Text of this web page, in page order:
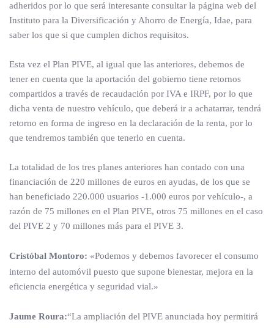
adheridos por lo que será interesante consultar la página web del
Instituto para la Diversificación y Ahorro de Energía, Idae, para
saber los que si que cumplen dichos requisitos.
Esta vez el Plan PIVE, al igual que las anteriores, debemos de
tener en cuenta que la aportación del gobierno tiene retornos
compartidos a través de recaudación por IVA e IRPF, por lo que
dicha venta de nuestro vehículo, que deberá ir a achatarrar, tendrá
retorno en forma de ingreso en la declaración de la renta, por lo
que tendremos también que tenerlo en cuenta.
La totalidad de los tres planes anteriores han contado con una
financiación de 220 millones de euros en ayudas, de los que se
han beneficiado 220.000 usuarios -1.000 euros por vehículo-, a
razón de 75 millones en el Plan PIVE, otros 75 millones en el caso
del PIVE 2 y 70 millones más para el PIVE 3.
Cristóbal Montoro: «Podemos y debemos favorecer el consumo
interno del automóvil puesto que supone bienestar, mejora en la
eficiencia energética y seguridad vial.»
Jaume Roura:“La ampliación del PIVE anunciada hoy permitirá